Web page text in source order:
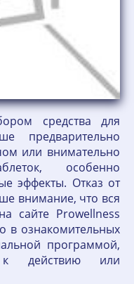
средства для
предварительно
или внимательно
особенно
эффекты. Отказ от
внимание, что вся
сайте Prowellness
в ознакомительных
программой,
к действию или